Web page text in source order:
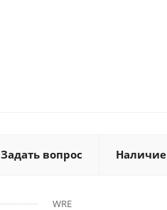
Задать вопрос Наличие
WRE